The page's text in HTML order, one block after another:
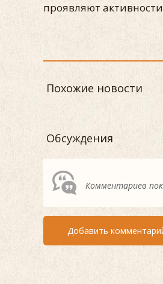
проявляют
Похожие новости
Обсуждения
Комментариев
Добавить